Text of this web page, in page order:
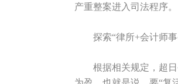
产重整案进入司法程序。
探索“律所+会计师事
根据相关规定，超日